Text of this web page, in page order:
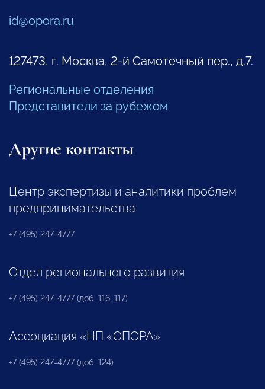
id@opora.ru
127473, г. Москва, 2-й Самотечный пер., д.7.
Региональные отделения
Представители за рубежом
Другие контакты
Центр экспертизы и аналитики проблем
предпринимательства
+7 (495) 247-4777
Отдел регионального развития
+7 (495) 247-4777 (доб. 116, 117)
Ассоциация «НП «ОПОРА»
+7 (495) 247-4777 (доб. 124)